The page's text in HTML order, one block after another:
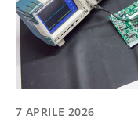
7 APRILE 2026